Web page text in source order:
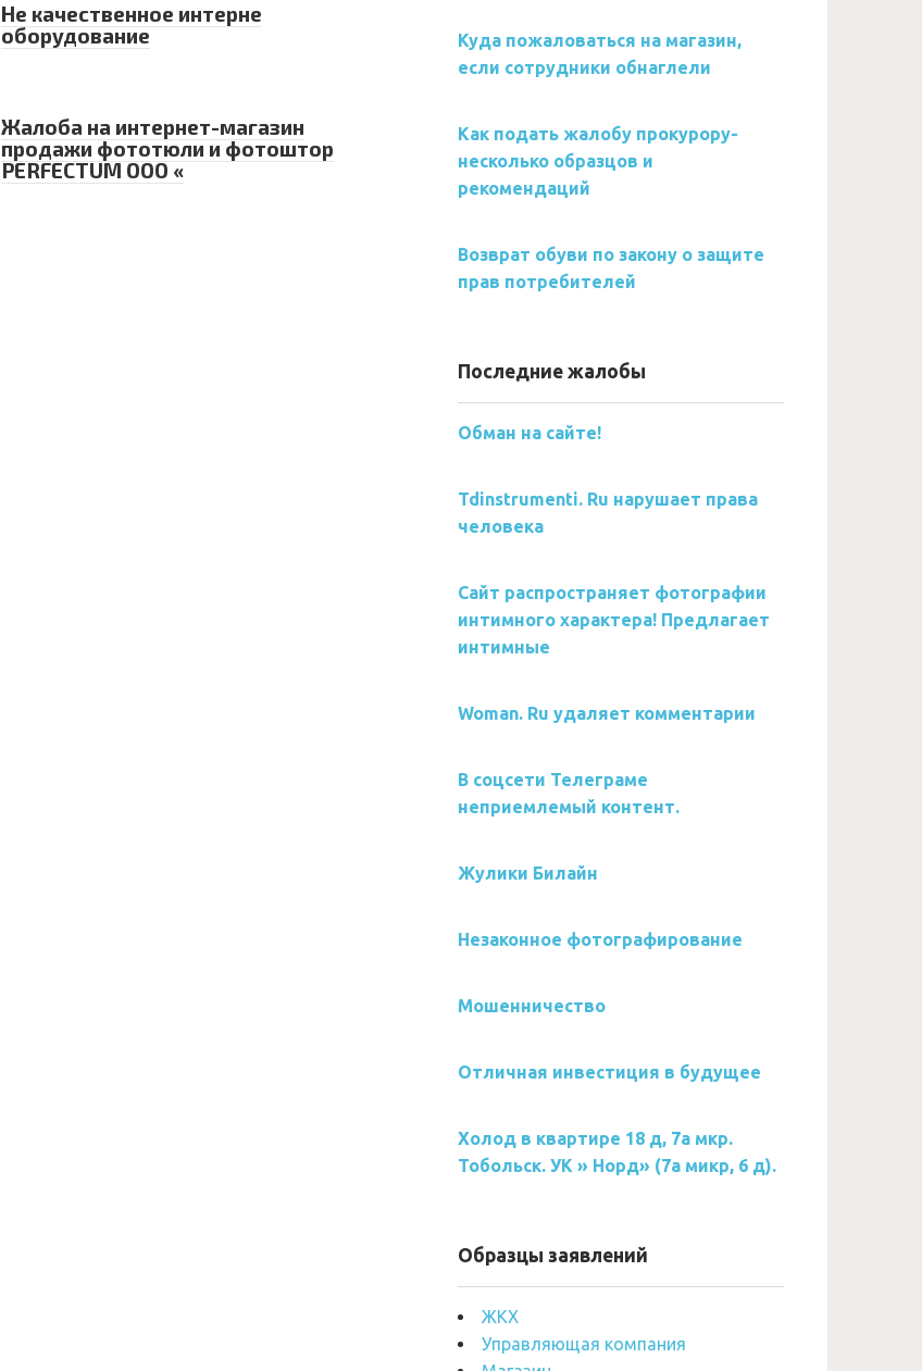
Не качественное интерне
оборудование
Жалоба на интернет-магазин
продажи фототюли и фотоштор
PERFECTUM ООО «
Куда пожаловаться на магазин,
если сотрудники обнаглели
Как подать жалобу прокурору-
несколько образцов и
рекомендаций
Возврат обуви по закону о защите
прав потребителей
Последние жалобы
Обман на сайте!
Tdinstrumenti. Ru нарушает права
человека
Сайт распространяет фотографии
интимного характера! Предлагает
интимные
Woman. Ru удаляет комментарии
В соцсети Телеграме
неприемлемый контент.
Жулики Билайн
Незаконное фотографирование
Мошенничество
Отличная инвестиция в будущее
Холод в квартире 18 д, 7а мкр.
Тобольск. УК » Норд» (7а микр, 6 д).
Образцы заявлений
ЖКХ
Управляющая компания